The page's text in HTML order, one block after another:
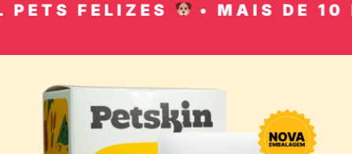
FELIZES • MAIS DE 10